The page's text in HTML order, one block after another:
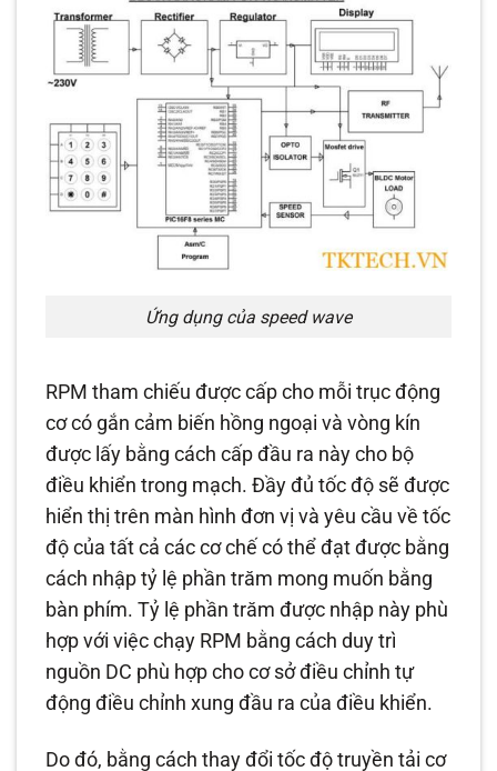
Ứng dụng của speed wave
RPM tham chiếu được cấp cho mỗi trục động
cơ có gắn cảm biến hồng ngoại và vòng kín
được lấy bằng cách cấp đầu ra này cho bộ
điều khiển trong mạch. Đầy đủ tốc độ sẽ được
hiển thị trên màn hình đơn vị và yêu cầu về tốc
độ của tất cả các cơ chế có thể đạt được bằng
cách nhập tỷ lệ phần trăm mong muốn bằng
bàn phím. Tỷ lệ phần trăm được nhập này phù
hợp với việc chạy RPM bằng cách duy trì
nguồn DC phù hợp cho cơ sở điều chỉnh tự
động điều chỉnh xung đầu ra của điều khiển.
Do đó, bằng cách thay đổi tốc độ truyền tải cơ